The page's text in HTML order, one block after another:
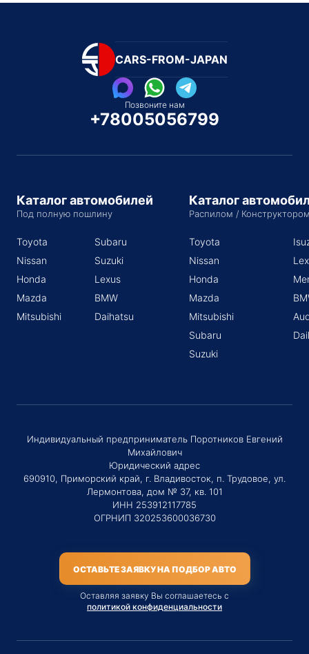
CARS-FROM-JAPAN
Позвоните нам
+78005056799
Каталог автомобилей
Под полную пошлину
Toyota
Nissan
Honda
Mazda
Mitsubishi
Subaru
Suzuki
Lexus
BMW
Daihatsu
Каталог
Распилом /
Toyota
Nissan
Honda
Mazda
Mitsubishi
Subaru
Suzuki
Индивидуальный предприниматель Поротников Евгений
Михайлович
Юридический адрес
690910, Приморский край, г. Владивосток, п. Трудовое, ул.
Лермонтова, дом № 37, кв. 101
ИНН 253912117785
ОГРНИП 320253600036730
ОСТАВЬТЕ ЗАЯВКУ НА ПОДБОР АВТО
Оставляя заявку Вы соглашаетесь с
политикой конфиденциальности